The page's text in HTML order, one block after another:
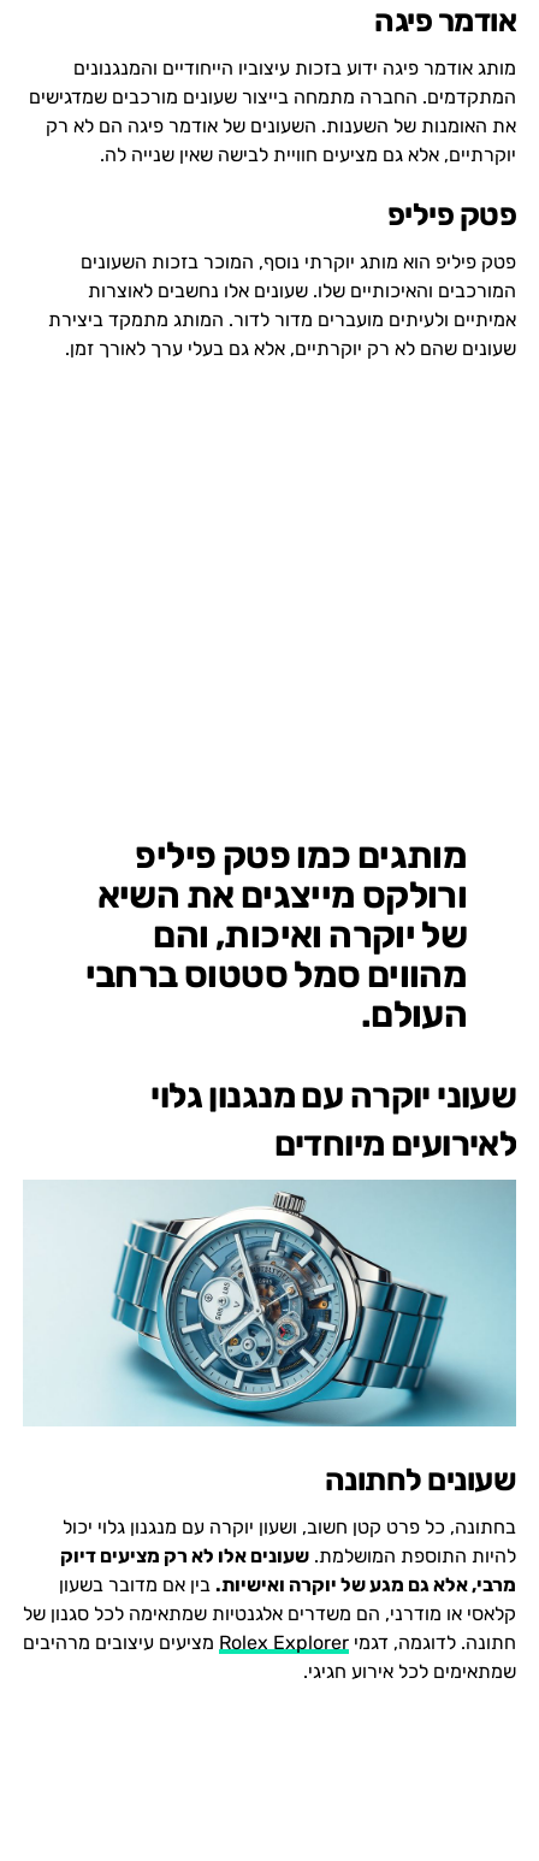
אודמר פיגה
מותג אודמר פיגה ידוע בזכות עיצוביו הייחודיים והמנגנונים
המתקדמים. החברה מתמחה בייצור שעונים מורכבים שמדגישים
את האומנות של השענות. השעונים של אודמר פיגה הם לא רק
יוקרתיים, אלא גם מציעים חוויית לבישה שאין שנייה לה.
פטק פיליפ
פטק פיליפ הוא מותג יוקרתי נוסף, המוכר בזכות השעונים
המורכבים והאיכותיים שלו. שעונים אלו נחשבים לאוצרות
אמיתיים ולעיתים מועברים מדור לדור. המותג מתמקד ביצירת
שעונים שהם לא רק יוקרתיים, אלא גם בעלי ערך לאורך זמן.
מותגים כמו פטק פיליפ
ורולקס מייצגים את השיא
של יוקרה ואיכות, והם
מהווים סמל סטטוס ברחבי
העולם.
שעוני יוקרה עם מנגנון גלוי
לאירועים מיוחדים
שעונים לחתונה
בחתונה, כל פרט קטן חשוב, ושעון יוקרה עם מנגנון גלוי יכול
להיות התוספת המושלמת. שעונים אלו לא רק מציעים דיוק
מרבי, אלא גם מגע של יוקרה ואישיות.בין אם מדובר בשעון
קלאסי או מודרני, הם משדרים אלגנטיות שמתאימה לכל סגנון של
חתונה. לדוגמה, דגמי Rolex Explorer מציעים עיצובים מרהיבים
שמתאימים לכל אירוע חגיגי.